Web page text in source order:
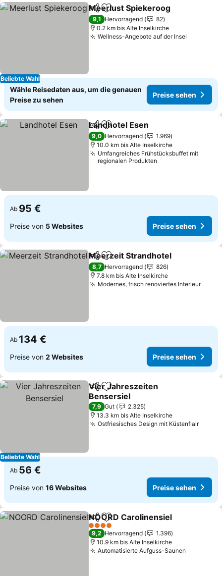
Beliebte Wahl
TeilenZu Favoriten hinzufügen
Meerlust Spiekeroog
9,1 Hervorragend
82
0.2 km bis Alte Inselkirche
Wellness-Angebote auf der Insel
Wähle Reisedaten aus, um die genauen
Preise zu sehen
Preise sehen
TeilenZu Favoriten hinzufügen
Landhotel Esen
9,0 Hervorragend
1.969
10.0 km bis Alte Inselkirche
Umfangreiches Frühstücksbuffet mit
regionalen Produkten
Ab 95 €
Preise von 5 Websites Preise sehen
TeilenZu Favoriten hinzufügen
Meerzeit Strandhotel
8,7 Hervorragend
826
7.8 km bis Alte Inselkirche
Modernes, frisch renoviertes Interieur
Ab 134 €
Preise von 2 Websites Preise sehen
Beliebte Wahl
TeilenZu Favoriten hinzufügen
Vier Jahreszeiten
Bensersiel
Preise sehen
7,9 Gut
2.325
13.3 km bis Alte Inselkirche
Ostfriesisches Design mit Küstenflair
Ab 56 €
Preise von 16 Websites Preise sehen
TeilenZu Favoriten hinzufügen
NOORD Carolinensiel
4 Sterne
9,2 Hervorragend
1.396
10.9 km bis Alte Inselkirche
Automatisierte Aufguss-Saunen